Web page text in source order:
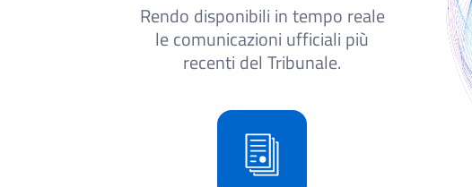
Rendo disponibili in tempo reale
le comunicazioni ufficiali più
recenti del Tribunale.